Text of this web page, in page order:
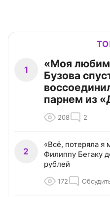
1
«Моя
Бузова
парнем из
208 2
2
«Всё, потеряла я
Филиппу Бегаку
рублей
172